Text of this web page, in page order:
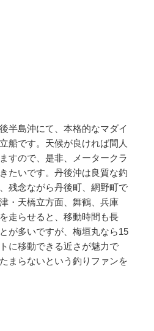
半島沖にて、本格的なマダイ
船です。天候が良ければ間人
すので、是非、メータークラ
たいです。丹後沖は良質な釣
残念ながら丹後町、網野町で
・天橋立方面、舞鶴、兵庫
走らせると、移動時間も長
が多いですが、梅垣丸なら15
に移動できる近さが魅力で
まらないという釣りファンを